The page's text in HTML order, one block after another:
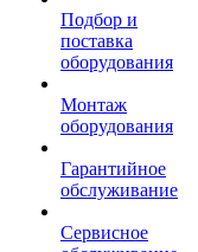
Подбор и
поставка
оборудования
Монтаж
оборудования
Гарантийное
обслуживание
Сервисное